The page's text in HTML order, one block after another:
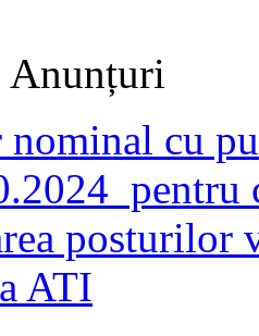
Anunțuri
nominal cu
posturilor
ATI